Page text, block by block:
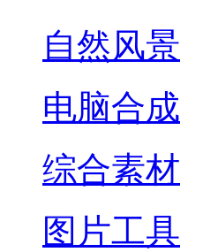
自然风景
电脑合成
综合素材
图片工具